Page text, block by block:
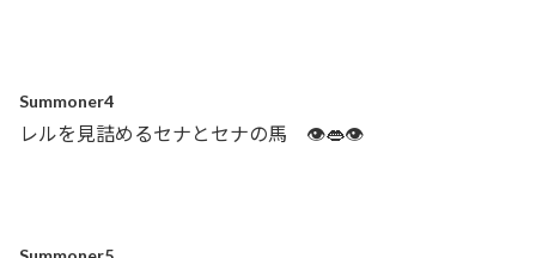
Summoner4
レルを見詰めるセナとセナの馬 👁️👄👁️